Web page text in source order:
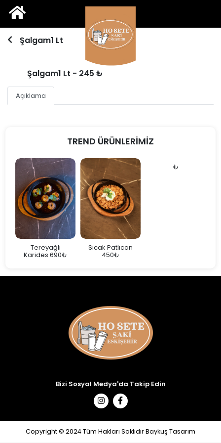
Şalgam1 Lt
Şalgam1 Lt - 245 ₺
Açıklama
TREND ÜRÜNLERİMİZ
Tereyağlı
Karides 690₺
Sıcak Patlıcan
450₺
₺
Bizi Sosyal Medya'da Takip Edin
Copyright © 2024 Tüm Hakları Saklıdır Baykuş Tasarım